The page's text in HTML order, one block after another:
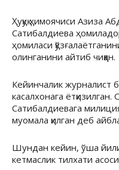
Ҳуқуқ ҳимоячиси Азиза
Сатибалдиева
ҳомиласи
олинганини айтиб чиққан.
Кейинчалик журналист
касалхонага
Сатибалдиевага
муомала қилган деб
Шундан кейин, ўша
кетмаслик тилхати